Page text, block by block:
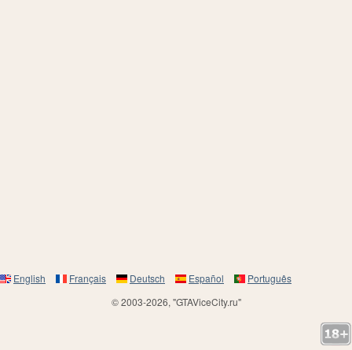
English Français Deutsch Español
Português
© 2003-2026, "GTAViceCity.ru"